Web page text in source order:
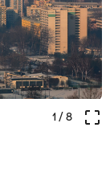
crop_free
1/ 8